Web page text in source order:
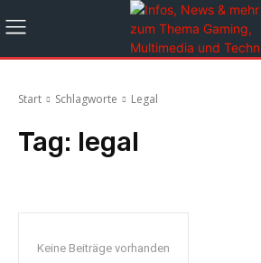
Start Schlagworte Legal
Tag: legal
Keine Beiträge vorhanden